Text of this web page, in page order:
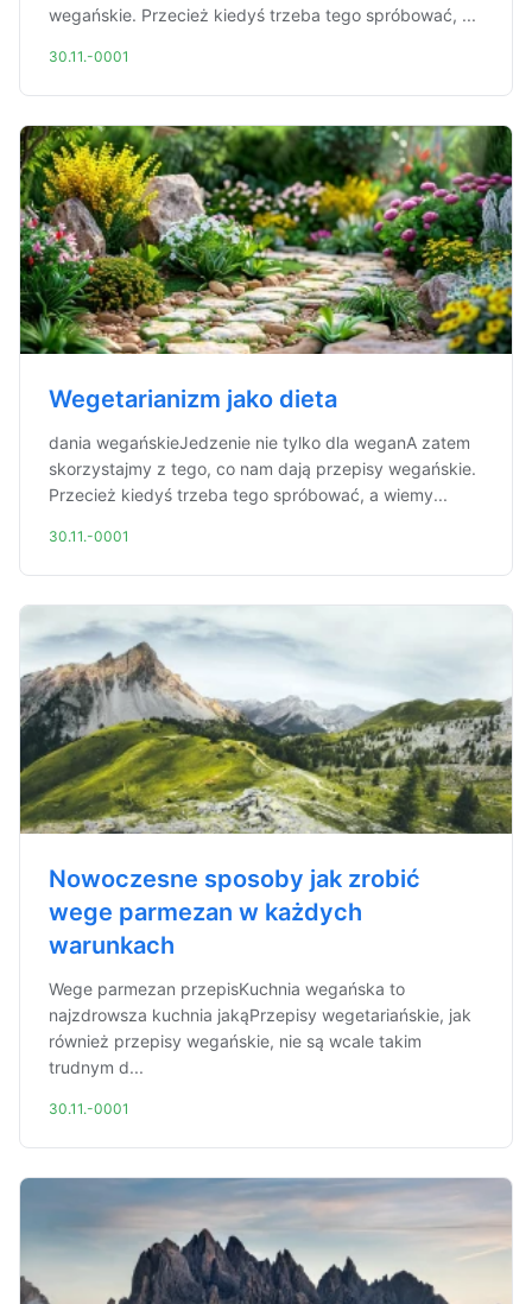
wegańskie. Przecież kiedyś trzeba tego spróbować, ...
30.11.-0001
Wegetarianizm jako dieta
dania wegańskieJedzenie nie tylko dla weganA zatem
skorzystajmy z tego, co nam dają przepisy wegańskie.
Przecież kiedyś trzeba tego spróbować, a wiemy...
30.11.-0001
Nowoczesne sposoby jak zrobić
wege parmezan w każdych
warunkach
Wege parmezan przepisKuchnia wegańska to
najzdrowsza kuchnia jakąPrzepisy wegetariańskie, jak
również przepisy wegańskie, nie są wcale takim
trudnym d...
30.11.-0001